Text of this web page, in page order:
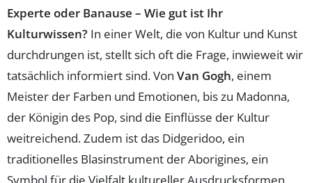
Experte oder Banause – Wie gut ist Ihr
Kulturwissen? In einer Welt, die von Kultur und Kunst
durchdrungen ist, stellt sich oft die Frage, inwieweit wir
tatsächlich informiert sind. Von Van Gogh, einem
Meister der Farben und Emotionen, bis zu Madonna,
der Königin des Pop, sind die Einflüsse der Kultur
weitreichend. Zudem ist das Didgeridoo, ein
traditionelles Blasinstrument der Aborigines, ein